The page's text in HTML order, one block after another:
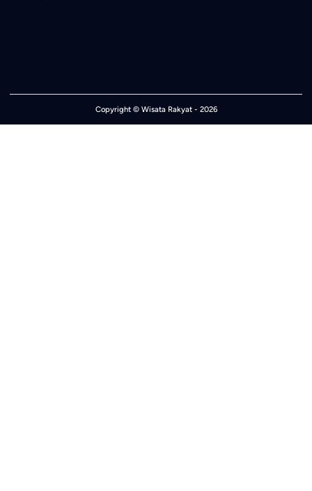
Copyright © Wisata Rakyat- 2026